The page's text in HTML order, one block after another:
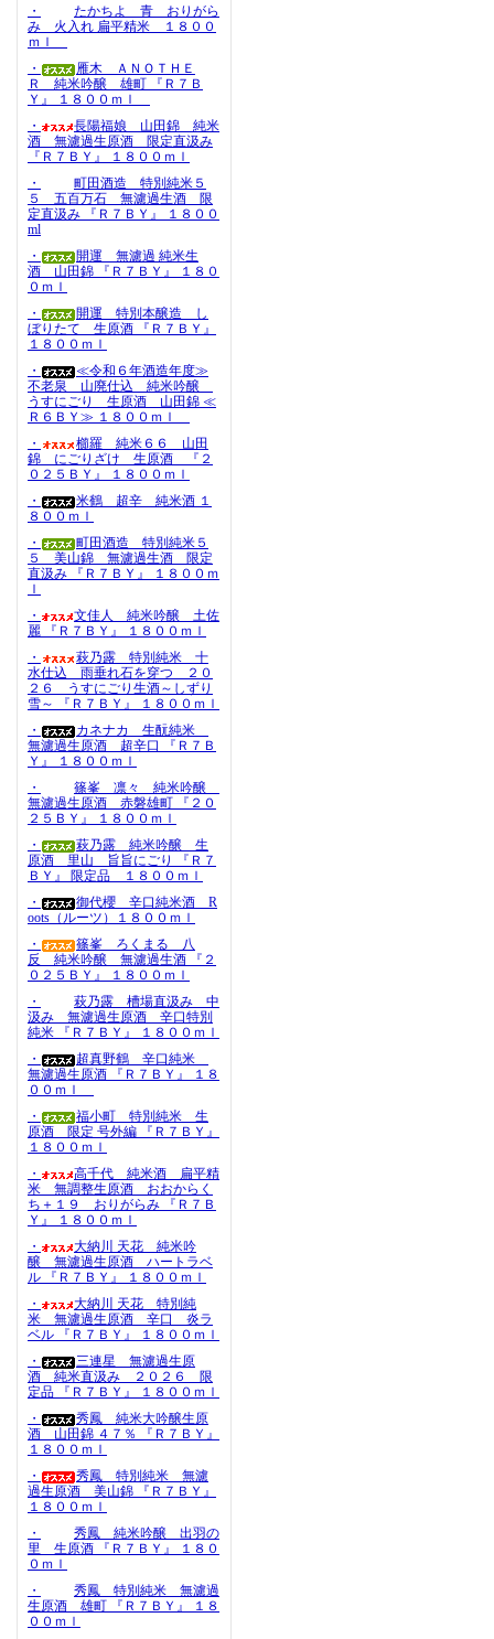
・
たかちよ 青 おりがら
み 火入れ 扁平精米 １８００
ｍｌ
・
雁木 ＡＮＯＴＨＥ
Ｒ 純米吟醸 雄町 『Ｒ７Ｂ
Ｙ』 １８００ｍｌ
・
長陽福娘 山田錦 純米
酒 無濾過生原酒 限定直汲み
『Ｒ７ＢＹ』 １８００ｍｌ
・
町田酒造 特別純米５
５ 五百万石 無濾過生酒 限
定直汲み 『Ｒ７ＢＹ』 １８００
ml
・
開運 無濾過 純米生
酒 山田錦 『Ｒ７ＢＹ』 １８０
０ｍｌ
・
開運 特別本醸造 し
ぼりたて 生原酒 『Ｒ７ＢＹ』
１８００ｍｌ
・
≪令和６年酒造年度≫
不老泉 山廃仕込 純米吟醸
うすにごり 生原酒 山田錦 ≪
Ｒ６ＢＹ≫ １８００ｍｌ
・
櫛羅 純米６６ 山田
錦 にごりざけ 生原酒 『２
０２５ＢＹ』 １８００ｍｌ
・
米鶴 超辛 純米酒 １
８００ｍｌ
・
町田酒造 特別純米５
５ 美山錦 無濾過生酒 限定
直汲み 『Ｒ７ＢＹ』 １８００ｍ
ｌ
・
文佳人 純米吟醸 土佐
麗 『Ｒ７ＢＹ』 １８００ｍｌ
・
萩乃露 特別純米 十
水仕込 雨垂れ石を穿つ ２０
２６ うすにごり生酒～しずり
雪～ 『Ｒ７ＢＹ』 １８００ｍｌ
・
カネナカ 生酛純米
無濾過生原酒 超辛口 『Ｒ７Ｂ
Ｙ』 １８００ｍｌ
・
篠峯 凛々 純米吟醸
無濾過生原酒 赤磐雄町 『２０
２５ＢＹ』 １８００ｍｌ
・
萩乃露 純米吟醸 生
原酒 里山 旨旨にごり 『Ｒ７
ＢＹ』 限定品 １８００ｍｌ
・
御代櫻 辛口純米酒 R
oots（ルーツ）１８００ｍｌ
・
篠峯 ろくまる 八
反 純米吟醸 無濾過生酒 『２
０２５ＢＹ』 １８００ｍｌ
・
萩乃露 槽場直汲み 中
汲み 無濾過生原酒 辛口特別
純米 『Ｒ７ＢＹ』 １８００ｍｌ
・
超真野鶴 辛口純米
無濾過生原酒 『Ｒ７ＢＹ』 １８
００ｍｌ
・
福小町 特別純米 生
原酒 限定 号外編 『Ｒ７ＢＹ』
１８００ｍｌ
・
高千代 純米酒 扁平精
米 無調整生原酒 おおからく
ち＋１９ おりがらみ 『Ｒ７Ｂ
Ｙ』 １８００ｍｌ
・
大納川 天花 純米吟
醸 無濾過生原酒 ハートラベ
ル 『Ｒ７ＢＹ』 １８００ｍｌ
・
大納川 天花 特別純
米 無濾過生原酒 辛口 炎ラ
ベル 『Ｒ７ＢＹ』 １８００ｍｌ
・
三連星 無濾過生原
酒 純米直汲み ２０２６ 限
定品 『Ｒ７ＢＹ』 １８００ｍｌ
・
秀鳳 純米大吟醸生原
酒 山田錦 ４７％ 『Ｒ７ＢＹ』
１８００ｍｌ
・
秀鳳 特別純米 無濾
過生原酒 美山錦 『Ｒ７ＢＹ』
１８００ｍｌ
・
秀鳳 純米吟醸 出羽の
里 生原酒 『Ｒ７ＢＹ』 １８０
０ｍｌ
・
秀鳳 特別純米 無濾過
生原酒 雄町 『Ｒ７ＢＹ』 １８
００ｍｌ